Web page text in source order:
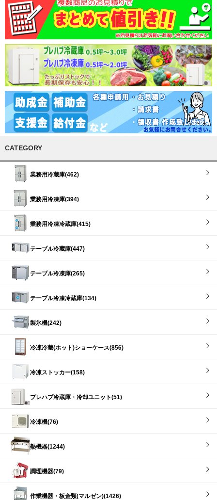
CATEGORY
業務用冷蔵庫(462)
業務用冷凍庫(394)
業務用冷凍冷蔵庫(415)
テーブル冷蔵庫(447)
テーブル冷凍庫(265)
テーブル冷凍冷蔵庫(134)
製氷機(242)
冷凍冷蔵(ホット)ショーケース(856)
冷凍ストッカー(158)
プレハブ冷蔵庫・冷却ユニット(51)
冷凍機(76)
熱機器(1244)
調理機器(79)
作業機器・板金類(マルゼン)(1426)